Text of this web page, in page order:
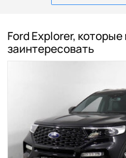
Ford Explorer, которые
заинтересовать